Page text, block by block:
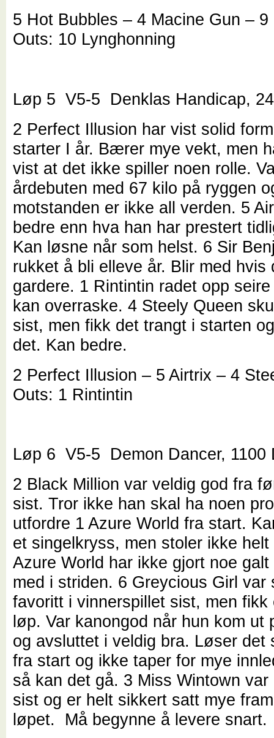
5 Hot Bubbles – 4 Macine Gun –
Outs: 10 Lynghonning
Løp 5 V5-5 Denklas Handicap,
2 Perfect Illusion har vist solid
starter I år. Bærer mye vekt, men
vist at det ikke spiller noen rolle.
årdebuten med 67 kilo på ryggen
motstanden er ikke all verden. 5
bedre enn hva han har prestert
Kan løsne når som helst. 6 Sir
rukket å bli elleve år. Blir med hvis
gardere. 1 Rintintin radet opp
kan overraske. 4 Steely Queen
sist, men fikk det trangt i starten
det. Kan bedre.
2 Perfect Illusion – 5 Airtrix – 4
Outs: 1 Rintintin
Løp 6 V5-5 Demon Dancer, 1100
2 Black Million var veldig god fra
sist. Tror ikke han skal ha noen
utfordre 1 Azure World fra start.
et singelkryss, men stoler ikke
Azure World har ikke gjort noe
med i striden. 6 Greycious Girl var
favoritt i vinnerspillet sist, men fikk
løp. Var kanongod når hun kom ut
og avsluttet i veldig bra. Løser det
fra start og ikke taper for mye
så kan det gå. 3 Miss Wintown var
sist og er helt sikkert satt mye
løpet. Må begynne å levere snart.